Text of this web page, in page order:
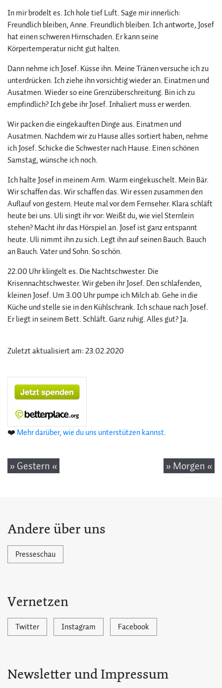
In mir brodelt es. Ich hole tief Luft. Sage mir innerlich:
Freundlich bleiben, Anne. Freundlich bleiben. Ich antworte, Josef
hat einen schweren Hirnschaden. Er kann seine
Körpertemperatur nicht gut halten.
Dann nehme ich Josef. Küsse ihn. Meine Tränen versuche ich zu
unterdrücken. Ich ziehe ihn vorsichtig wieder an. Einatmen und
Ausatmen. Wieder so eine Grenzüberschreitung. Bin ich zu
empfindlich? Ich gebe ihr Josef. Inhaliert muss er werden.
Wir packen die eingekauften Dinge aus. Einatmen und
Ausatmen. Nachdem wir zu Hause alles sortiert haben, nehme
ich Josef. Schicke die Schwester nach Hause. Einen schönen
Samstag, wünsche ich noch.
Ich halte Josef in meinem Arm. Warm eingekuschelt. Mein Bär.
Wir schaffen das. Wir schaffen das. Wir essen zusammen den
Auflauf von gestern. Heute mal vor dem Fernseher. Klara schläft
heute bei uns. Uli singt ihr vor: Weißt du, wie viel Sternlein
stehen? Macht ihr das Hörspiel an. Josef ist ganz entspannt
heute. Uli nimmt ihn zu sich. Legt ihn auf seinen Bauch. Bauch
an Bauch. Vater und Sohn. So schön.
22.00 Uhr klingelt es. Die Nachtschwester. Die
Krisennachtschwester. Wir geben ihr Josef. Den schlafenden,
kleinen Josef. Um 3.00 Uhr pumpe ich Milch ab. Gehe in die
Küche und stelle sie in den Kühlschrank. Ich schaue nach Josef.
Er liegt in seinem Bett. Schläft. Ganz ruhig. Alles gut? Ja.
Zuletzt aktualisiert am: 23.02.2020
❤️ Mehr darüber, wie du uns unterstützen kannst.
» Gestern « » Morgen «
Andere über uns
Presseschau
Vernetzen
Twitter Instagram Facebook
Newsletter und Impressum